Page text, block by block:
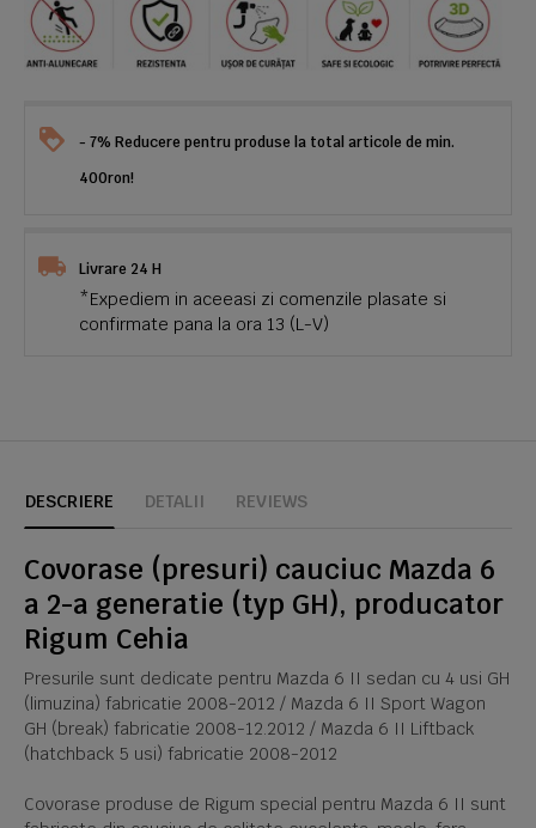
- 7% Reducere pentru produse la total articole de min.
400ron!
Livrare 24 H
*Expediem in aceeasi zi comenzile plasate si
confirmate pana la ora 13 (L-V)
DESCRIERE DETALII REVIEWS
Covorase (presuri) cauciuc Mazda 6
a 2-a generatie (typ GH), producator
Rigum Cehia
Presurile sunt dedicate pentru Mazda 6 II sedan cu 4 usi GH
(limuzina) fabricatie 2008-2012 / Mazda 6 II Sport Wagon
GH (break) fabricatie 2008-12.2012 / Mazda 6 II Liftback
(hatchback 5 usi) fabricatie 2008-2012
Covorase produse de Rigum special pentru Mazda 6 II sunt